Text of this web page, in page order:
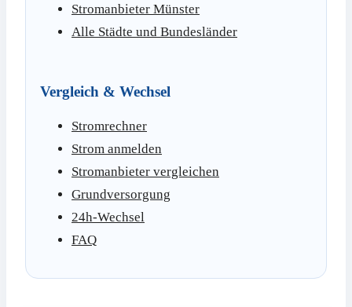
Stromanbieter Münster
Alle Städte und Bundesländer
Vergleich & Wechsel
Stromrechner
Strom anmelden
Stromanbieter vergleichen
Grundversorgung
24h-Wechsel
FAQ